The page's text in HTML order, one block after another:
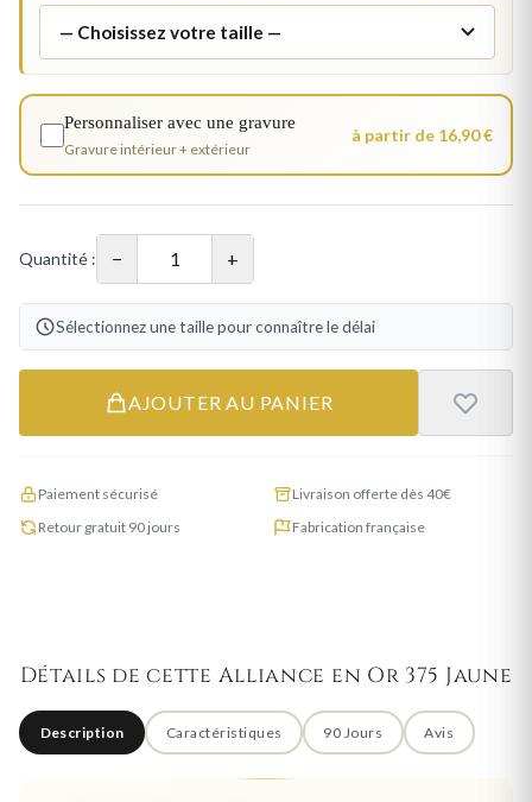
Personnaliser avec une gravure
Gravure intérieur + extérieur
à partir de 16,90 €
Quantité : − +
Sélectionnez une taille pour connaître le délai
AJOUTER AU PANIER
Paiement sécurisé
Livraison offerte dès 40€
Retour gratuit 90 jours
Fabrication française
Détails de cette Alliance en Or 375 Jaune
Description Caractéristiques 90 Jours Avis